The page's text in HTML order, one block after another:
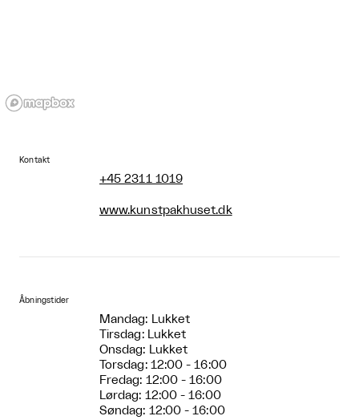
Kontakt
+45 2311 1019
www.kunstpakhuset.dk
Åbningstider
Mandag: Lukket
Tirsdag: Lukket
Onsdag: Lukket
Torsdag: 12:00 - 16:00
Fredag: 12:00 - 16:00
Lørdag: 12:00 - 16:00
Søndag: 12:00 - 16:00